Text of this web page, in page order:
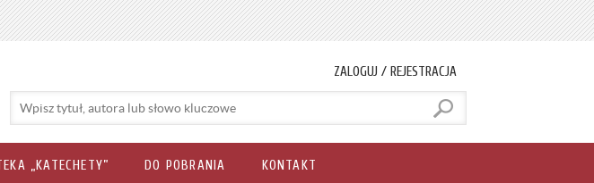
ZALOGUJ / REJESTRACJA
„KATECHETY” DO POBRANIA KONTAKT